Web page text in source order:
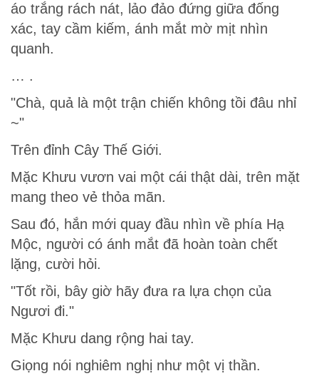
áo trắng rách nát, lảo đảo đứng giữa đống
xác, tay cầm kiếm, ánh mắt mờ mịt nhìn
quanh.
… .
"Chà, quả là một trận chiến không tồi đâu nhỉ
~"
Trên đỉnh Cây Thế Giới.
Mặc Khưu vươn vai một cái thật dài, trên mặt
mang theo vẻ thỏa mãn.
Sau đó, hắn mới quay đầu nhìn về phía Hạ
Mộc, người có ánh mắt đã hoàn toàn chết
lặng, cười hỏi.
"Tốt rồi, bây giờ hãy đưa ra lựa chọn của
Ngươi đi."
Mặc Khưu dang rộng hai tay.
Giọng nói nghiêm nghị như một vị thần.